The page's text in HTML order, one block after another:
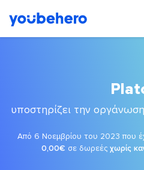
υποστηρίζει την οργάνωση
Από 6 Νοεμβρίου του 2023 που
0,00€ σε δωρεές χωρίς